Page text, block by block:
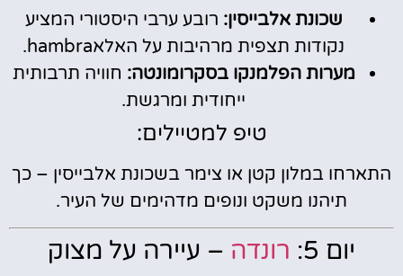
שכונת אלבייסין: רובע ערבי היסטורי המציע
נקודות תצפית מרהיבות על האלאhambra.
מערות הפלמנקו בסקרומונטה: חוויה תרבותית
ייחודית ומרגשת.
טיפ למטיילים:
התארחו במלון קטן או צימר בשכונת אלבייסין – כך
תיהנו משקט ונופים מדהימים של העיר.
יום 5: רונדה – עיירה על מצוק